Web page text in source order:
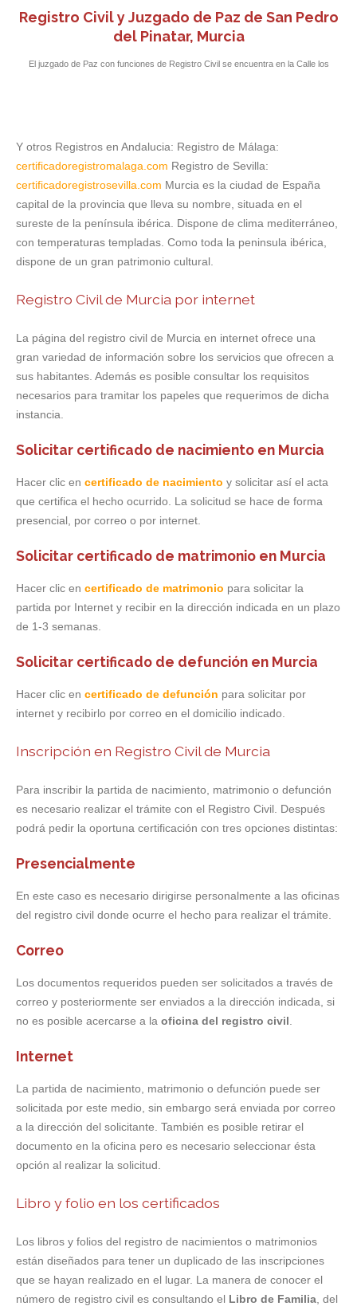
Registro Civil y Juzgado de Paz de San Pedro
del Pinatar, Murcia
El juzgado de Paz con funciones de Registro Civil se encuentra en la Calle los
Y otros Registros en Andalucia: Registro de Málaga:
certificadoregistromalaga.com Registro de Sevilla:
certificadoregistrosevilla.com Murcia es la ciudad de España
capital de la provincia que lleva su nombre, situada en el
sureste de la península ibérica. Dispone de clima mediterráneo,
con temperaturas templadas. Como toda la peninsula ibérica,
dispone de un gran patrimonio cultural.
Registro Civil de Murcia por internet
La página del registro civil de Murcia en internet ofrece una
gran variedad de información sobre los servicios que ofrecen a
sus habitantes. Además es posible consultar los requisitos
necesarios para tramitar los papeles que requerimos de dicha
instancia.
Solicitar certificado de nacimiento en Murcia
Hacer clic en certificado de nacimiento y solicitar así el acta
que certifica el hecho ocurrido. La solicitud se hace de forma
presencial, por correo o por internet.
Solicitar certificado de matrimonio en Murcia
Hacer clic en certificado de matrimonio para solicitar la
partida por Internet y recibir en la dirección indicada en un plazo
de 1-3 semanas.
Solicitar certificado de defunción en Murcia
Hacer clic en certificado de defunción para solicitar por
internet y recibirlo por correo en el domicilio indicado.
Inscripción en Registro Civil de Murcia
Para inscribir la partida de nacimiento, matrimonio o defunción
es necesario realizar el trámite con el Registro Civil. Después
podrá pedir la oportuna certificación con tres opciones distintas:
Presencialmente
En este caso es necesario dirigirse personalmente a las oficinas
del registro civil donde ocurre el hecho para realizar el trámite.
Correo
Los documentos requeridos pueden ser solicitados a través de
correo y posteriormente ser enviados a la dirección indicada, si
no es posible acercarse a la oficina del registro civil
Internet
La partida de nacimiento, matrimonio o defunción puede ser
solicitada por este medio, sin embargo será enviada por correo
a la dirección del solicitante. También es posible retirar el
documento en la oficina pero es necesario seleccionar ésta
opción al realizar la solicitud.
Libro y folio en los certificados
Los libros y folios del registro de nacimientos o matrimonios
están diseñados para tener un duplicado de las inscripciones
que se hayan realizado en el lugar. La manera de conocer el
número de registro civil es consultando el Libro de Familia , del